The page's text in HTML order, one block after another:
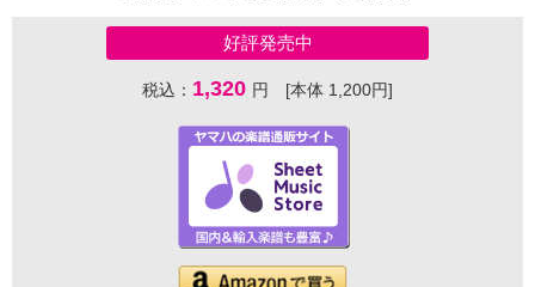
好評発売中
税込： 1,320 円 [本体 1,200円]